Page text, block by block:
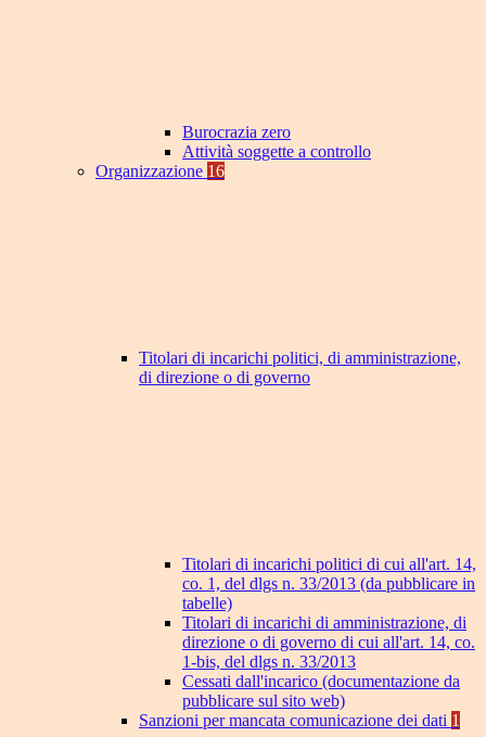
Burocrazia zero
Attività soggette a controllo
Organizzazione 16
Titolari di incarichi politici, di amministrazione,
di direzione o di governo
Titolari di incarichi politici di cui all'art. 14,
co. 1, del dlgs n. 33/2013 (da pubblicare in
tabelle)
Titolari di incarichi di amministrazione, di
direzione o di governo di cui all'art. 14, co.
1-bis, del dlgs n. 33/2013
Cessati dall'incarico (documentazione da
pubblicare sul sito web)
Sanzioni per mancata comunicazione dei dati 1